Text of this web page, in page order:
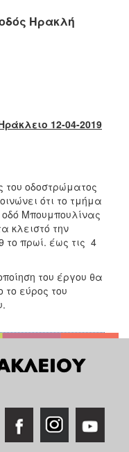
Ηρακλή
12-04-2019
οδοστρώματος
ότι το τμήμα
Μπουμπουλίνας
κλειστό την
το πρωί. έως τις 4
του έργου θα
εύρος του